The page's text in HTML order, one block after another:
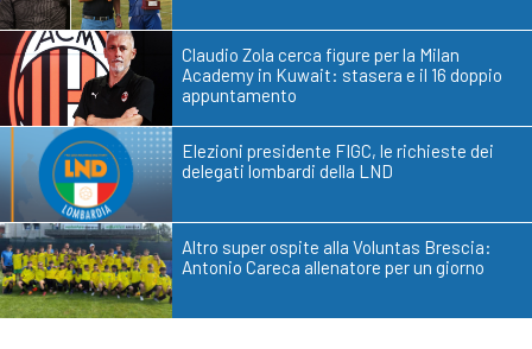
Claudio Zola cerca figure per la Milan
Academy in Kuwait: stasera e il 16 doppio
appuntamento
Elezioni presidente FIGC, le richieste dei
delegati lombardi della LND
Altro super ospite alla Voluntas Brescia:
Antonio Careca allenatore per un giorno